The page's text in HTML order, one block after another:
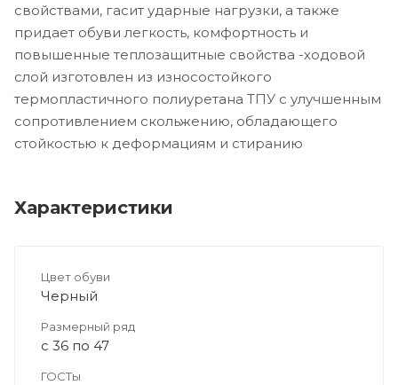
свойствами, гасит ударные нагрузки, а также
придает обуви легкость, комфортность и
повышенные теплозащитные свойства -ходовой
слой изготовлен из износостойкого
термопластичного полиуретана ТПУ с улучшенным
сопротивлением скольжению, обладающего
стойкостью к деформациям и стиранию
Характеристики
Цвет обуви
Черный
Размерный ряд
с 36 по 47
ГОСТы